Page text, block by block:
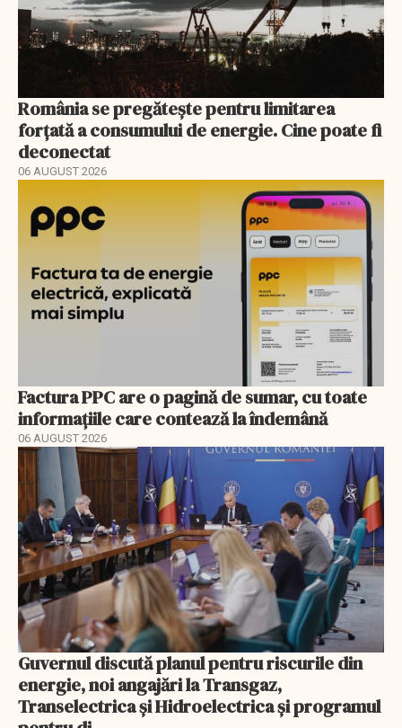
România se pregătește pentru limitarea
forțată a consumului de energie. Cine poate fi
deconectat
06 AUGUST 2026
Factura PPC are o pagină de sumar, cu toate
informațiile care contează la îndemână
06 AUGUST 2026
Guvernul discută planul pentru riscurile din
energie, noi angajări la Transgaz,
Transelectrica și Hidroelectrica și programul